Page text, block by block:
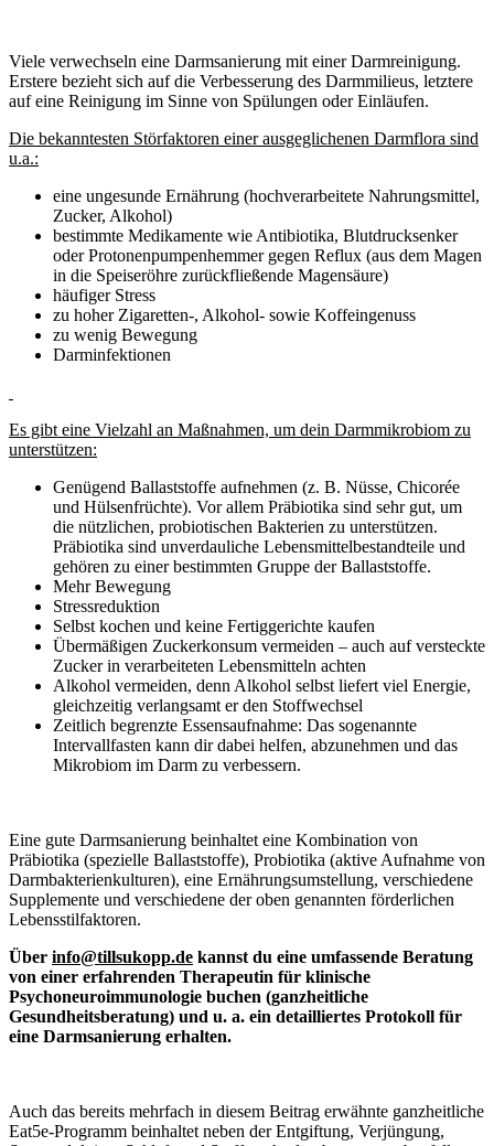
Viele verwechseln eine Darmsanierung mit einer Darmreinigung.
Erstere bezieht sich auf die Verbesserung des Darmmilieus, letztere
auf eine Reinigung im Sinne von Spülungen oder Einläufen.
Die bekanntesten Störfaktoren einer ausgeglichenen Darmflora sind
u.a.:
eine ungesunde Ernährung (hochverarbeitete Nahrungsmittel,
Zucker, Alkohol)
bestimmte Medikamente wie Antibiotika, Blutdrucksenker
oder Protonenpumpenhemmer gegen Reflux (aus dem Magen
in die Speiseröhre zurückfließende Magensäure)
häufiger Stress
zu hoher Zigaretten-, Alkohol- sowie Koffeingenuss
zu wenig Bewegung
Darminfektionen
Es gibt eine Vielzahl an Maßnahmen, um dein Darmmikrobiom zu
unterstützen:
Genügend Ballaststoffe aufnehmen (z. B. Nüsse, Chicorée
und Hülsenfrüchte). Vor allem Präbiotika sind sehr gut, um
die nützlichen, probiotischen Bakterien zu unterstützen.
Präbiotika sind unverdauliche Lebensmittelbestandteile und
gehören zu einer bestimmten Gruppe der Ballaststoffe.
Mehr Bewegung
Stressreduktion
Selbst kochen und keine Fertiggerichte kaufen
Übermäßigen Zuckerkonsum vermeiden – auch auf versteckte
Zucker in verarbeiteten Lebensmitteln achten
Alkohol vermeiden, denn Alkohol selbst liefert viel Energie,
gleichzeitig verlangsamt er den Stoffwechsel
Zeitlich begrenzte Essensaufnahme: Das sogenannte
Intervallfasten kann dir dabei helfen, abzunehmen und das
Mikrobiom im Darm zu verbessern.
Eine gute Darmsanierung beinhaltet eine Kombination von
Präbiotika (spezielle Ballaststoffe), Probiotika (aktive Aufnahme von
Darmbakterienkulturen), eine Ernährungsumstellung, verschiedene
Supplemente und verschiedene der oben genannten förderlichen
Lebensstilfaktoren.
Über info@tillsukopp.de kannst du eine umfassende Beratung
von einer erfahrenden Therapeutin für klinische
Psychoneuroimmunologie buchen (ganzheitliche
Gesundheitsberatung) und u. a. ein detailliertes Protokoll für
eine Darmsanierung erhalten.
Auch das bereits mehrfach in diesem Beitrag erwähnte ganzheitliche
Eat5e-Programm beinhaltet neben der Entgiftung, Verjüngung,